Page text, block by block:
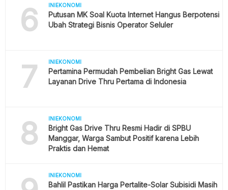
6 INIEKONOMI
Putusan MK Soal Kuota Internet Hangus Berpotensi
Ubah Strategi Bisnis Operator Seluler
7 INIEKONOMI
Pertamina Permudah Pembelian Bright Gas Lewat
Layanan Drive Thru Pertama di Indonesia
8 INIEKONOMI
Bright Gas Drive Thru Resmi Hadir di SPBU
Manggar, Warga Sambut Positif karena Lebih
Praktis dan Hemat
INIEKONOMI
Bahlil Pastikan Harga Pertalite-Solar Subisidi Masih